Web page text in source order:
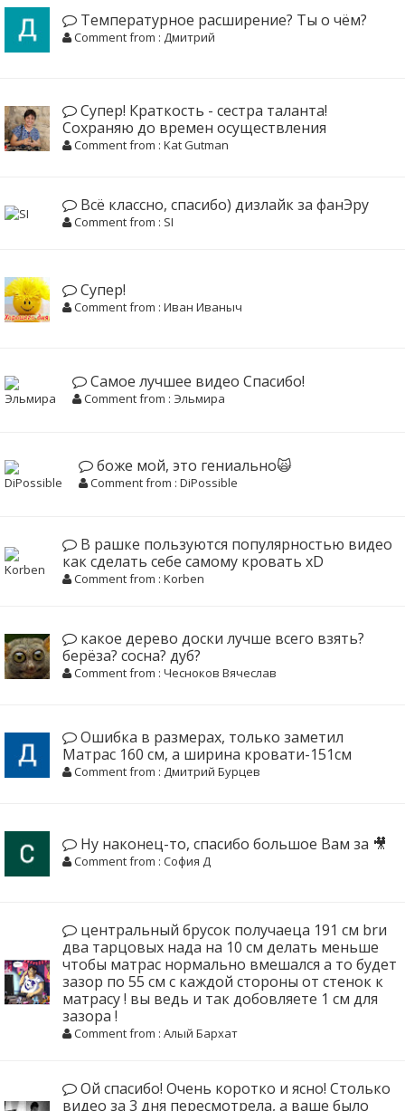
Температурное расширение? Ты о чём?
Comment from : Дмитрий
Супер! Краткость - сестра таланта!
Сохраняю до времен осуществления
Comment from : Kat Gutman
Всё классно, спасибо) дизлайк за фанЭру
Comment from : SI
Супер!
Comment from : Иван Иваныч
Самое лучшее видео Спасибо!
Comment from : Эльмира
боже мой, это гениально🙀
Comment from : DiPossible
В рашке пользуются популярностью видео
как сделать себе самому кровать xD
Comment from : Korben
какое дерево доски лучше всего взять?
берёза? сосна? дуб?
Comment from : Чесноков Вячеслав
Ошибка в размерах, только заметил
Матрас 160 см, а ширина кровати-151см
Comment from : Дмитрий Бурцев
Ну наконец-то, спасибо большое Вам за 🎥
Comment from : София Д
центральный брусок получаеца 191 см brи
два тарцовых нада на 10 см делать меньше
чтобы матрас нормально вмешался а то будет
зазор по 55 см с каждой стороны от стенок к
матрасу ! вы ведь и так добовляете 1 см для
зазора !
Comment from : Алый Бархат
Ой спасибо! Очень коротко и ясно! Столько
видео за 3 дня пересмотрела, а ваше было